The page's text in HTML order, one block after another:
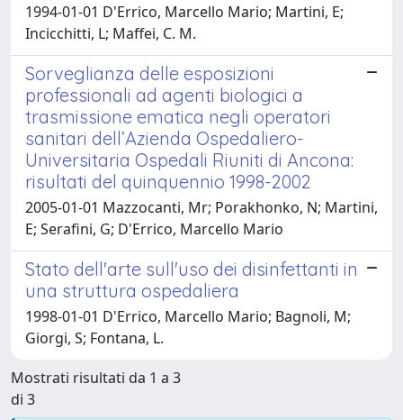
1994-01-01 D'Errico, Marcello Mario; Martini, E;
Incicchitti, L; Maffei, C. M.
Sorveglianza delle esposizioni
professionali ad agenti biologici a
trasmissione ematica negli operatori
sanitari dell’Azienda Ospedaliero-
Universitaria Ospedali Riuniti di Ancona:
risultati del quinquennio 1998-2002
2005-01-01 Mazzocanti, Mr; Porakhonko, N; Martini,
E; Serafini, G; D'Errico, Marcello Mario
Stato dell'arte sull'uso dei disinfettanti in
una struttura ospedaliera
1998-01-01 D'Errico, Marcello Mario; Bagnoli, M;
Giorgi, S; Fontana, L.
Mostrati risultati da 1 a 3
di 3